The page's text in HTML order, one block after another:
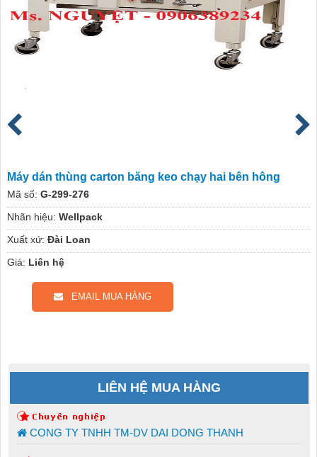
Máy dán thùng carton băng keo chạy hai bên hông
Mã số: G-299-276
Nhãn hiệu: Wellpack
Xuất xứ: Đài Loan
Giá: Liên hệ
EMAIL MUA HÀNG
LIÊN HỆ MUA HÀNG
CONG TY TNHH TM-DV DAI DONG THANH